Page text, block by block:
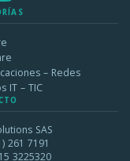
– Redes
IT – TIC
SAS
261 7191
3225320